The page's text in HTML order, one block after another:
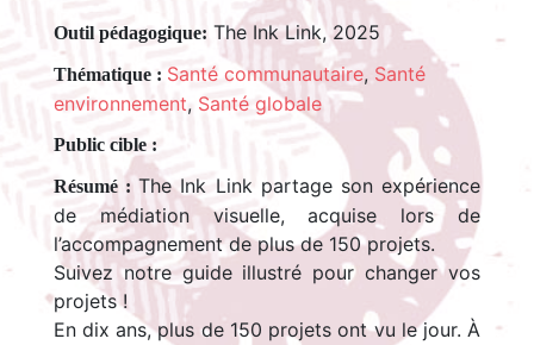
Outil pédagogique: The Ink Link, 2025
Thématique : Santé communautaire, Santé
environnement, Santé globale
Public cible :
Résumé :The Ink Link partage son expérience
de médiation visuelle, acquise lors de
l’accompagnement de plus de 150 projets.
Suivez notre guide illustré pour changer vos
projets !
En dix ans, plus de 150 projets ont vu le jour. À